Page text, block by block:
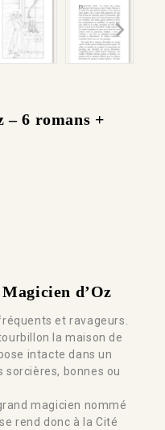
– 6 romans +
d’Oz
et ravageurs.
la maison de
intacte dans un
sorcières, bonnes ou
magicien nommé
rend donc à la Cité